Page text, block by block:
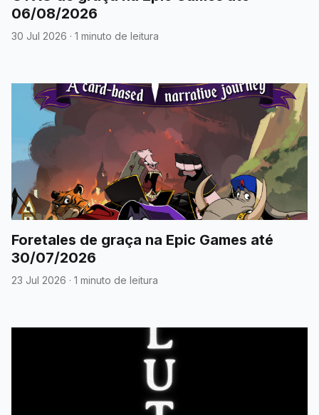
06/08/2026
30 Jul 2026 · 1 minuto de leitura
Foretales de graça na Epic Games até
30/07/2026
23 Jul 2026 · 1 minuto de leitura